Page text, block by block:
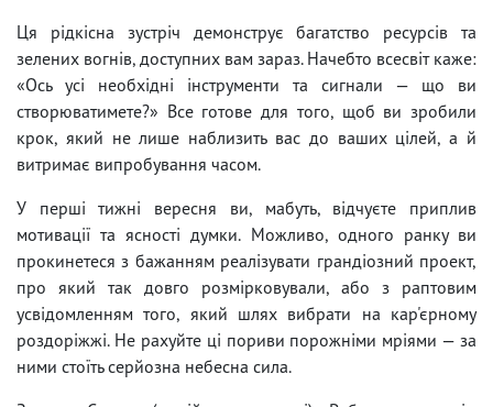
Ця рідкісна зустріч демонструє багатство ресурсів та
зелених вогнів, доступних вам зараз. Начебто всесвіт каже:
«Ось усі необхідні інструменти та сигнали — що ви
створюватимете?» Все готове для того, щоб ви зробили
крок, який не лише наблизить вас до ваших цілей, а й
витримає випробування часом.
У перші тижні вересня ви, мабуть, відчуєте приплив
мотивації та ясності думки. Можливо, одного ранку ви
прокинетеся з бажанням реалізувати грандіозний проект,
про який так довго розмірковували, або з раптовим
усвідомленням того, який шлях вибрати на кар'єрному
роздоріжжі. Не рахуйте ці пориви порожніми мріями — за
ними стоїть серйозна небесна сила.